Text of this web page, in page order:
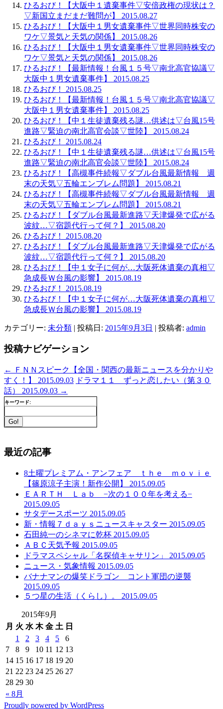
ひるおび！【大阪中１遺棄事件▽安倍政権の現状は？
▽新国立まだまだ難問が】 2015.08.27
ひるおび！【大阪中１男女遺棄事件▽世界同時株安の
ワケ▽景気と天気の関係】 2015.08.26
ひるおび！【大阪中１男女遺棄事件▽世界同時株安の
ワケ▽景気と天気の関係】 2015.08.26
ひるおび！【最新情報！台風１５号▽南北高官協議▽
大阪中１男女遺棄事件】 2015.08.25
ひるおび！ 2015.08.25
ひるおび！【最新情報！台風１５号▽南北高官協議▽
大阪中１男女遺棄事件】 2015.08.25
ひるおび！【中１生徒遺棄残る謎…供述は▽台風15号
進路▽緊迫の南北高官会談▽世陸】 2015.08.24
ひるおび！ 2015.08.24
ひるおび！【中１生徒遺棄残る謎…供述は▽台風15号
進路▽緊迫の南北高官会談▽世陸】 2015.08.24
ひるおび！【高槻事件続報▽ダブル台風最新情報 週
末の天気▽五輪エンブレム問題】 2015.08.21
ひるおび！【高槻事件続報▽ダブル台風最新情報 週
末の天気▽五輪エンブレム問題】 2015.08.21
ひるおび！【ダブル台風最新進路▽天津爆発で広がる
波紋…▽宿題代行って何？】 2015.08.20
ひるおび！ 2015.08.20
ひるおび！【ダブル台風最新進路▽天津爆発で広がる
波紋…▽宿題代行って何？】 2015.08.20
ひるおび！【中１女子に何が…大阪死体遺棄の真相▽
急成長Ｗ台風の影響】 2015.08.19
ひるおび！ 2015.08.19
ひるおび！【中１女子に何が…大阪死体遺棄の真相▽
急成長Ｗ台風の影響】 2015.08.19
カテゴリー: 未分類 | 投稿日: 2015年9月3日 | 投稿者: admin
投稿ナビゲーション
←
ＦＮＮスピーク【全国・関西の最新ニュースを分かりや
すく！】 2015.09.03 ドラマ１１ ずっと恋したい（第３０
話） 2015.09.03 →
キーワード:
最近の記事
8土曜プレミアム・アンフェア ｔｈｅ ｍｏｖｉｅ
【篠原涼子主演！新作公開】 2015.09.05
ＥＡＲＴＨ Ｌａｂ −次の１００年を考える−
2015.09.05
サタデースポーツ 2015.09.05
新・情報７ｄａｙｓニュースキャスター 2015.09.05
石田純一のシネマに乾杯 2015.09.05
ＡＢＣ天気予報 2015.09.05
ドラマスペシャル「名探偵キャサリン」 2015.09.05
ニュース・気象情報 2015.09.05
バナナマンの爆笑ドラゴン コント軍団の逆襲
2015.09.05
５つ星の生活（くらし）。 2015.09.05
2015年9月
月 火 水 木 金 土 日
« 8月
1 2 3 4 5
6
7
8 9 10 11 12 13
14 15 16 17 18 19 20
21 22 23 24 25 26 27
28 29 30
Proudly powered by WordPress